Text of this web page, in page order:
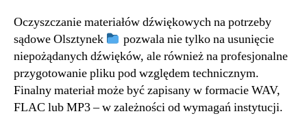
Oczyszczanie materiałów dźwiękowych na potrzeby
sądowe Olsztynek
pozwala nie tylko na usunięcie
niepożądanych dźwięków, ale również na profesjonalne
przygotowanie pliku pod względem technicznym.
Finalny materiał może być zapisany w formacie WAV,
FLAC lub MP3 – w zależności od wymagań instytucji.